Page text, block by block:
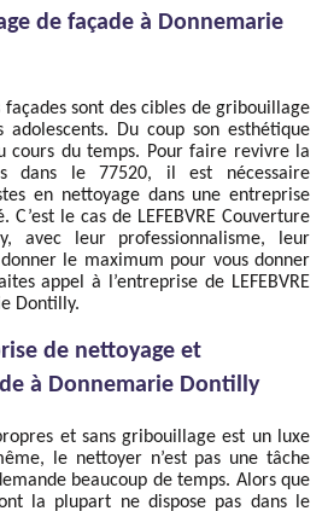
de façade à Donnemarie
sont des cibles de gribouillage
Du coup son esthétique
cours du temps. Pour faire revivre la
dans le 77520, il est nécessaire
en nettoyage dans une entreprise
le cas de LEFEBVRE Couverture
avec leur professionnalisme, leur
le maximum pour vous donner
appel à l’entreprise de LEFEBVRE
Dontilly.
de nettoyage et
à Donnemarie Dontilly
et sans gribouillage est un luxe
le nettoyer n’est pas une tâche
beaucoup de temps. Alors que
la plupart ne dispose pas dans le